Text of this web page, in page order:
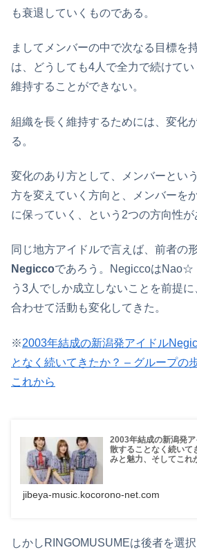
も衰退していくものである。
ましてメンバーの中で次なる目標を
は、どうしても4人で全力で続けて
維持することができない。
組織を長く維持するためには、変化
る。
変化のあり方として、メンバーとい
方を変えていく方向と、メンバーを
に保っていく、という2つの方向性が
同じ地方アイドルで言えば、前者の
Negiccoであろう。NegiccoはNao☆
う3人でしか成立しないことを前提
合わせて活動も変化してきた。
※2003年結成の新潟発アイドル
となく続いてきたか？ – グループの
これから
2003年結成の新潟発
散することなく続いて
みと魅力、そしてこれ
jibeya-music.kocorono-net.com
しかしRINGOMUSUMEは後者を選